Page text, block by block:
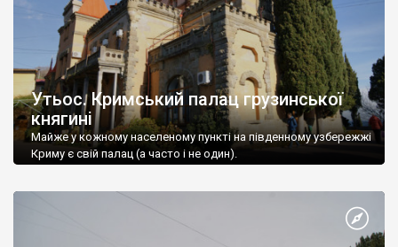
Утьос. Кримський палац грузинської
княгині
Майже у кожному населеному пункті на південному узбережжі
Криму є свій палац (а часто і не один).